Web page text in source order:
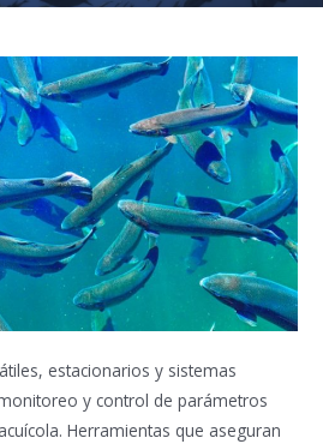
estacionarios y sistemas
y control de parámetros
Herramientas que aseguran